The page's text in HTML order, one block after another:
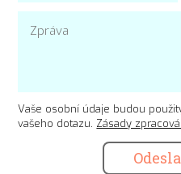
Vaše osobní údaje budou
vašeho dotazu. Zásady